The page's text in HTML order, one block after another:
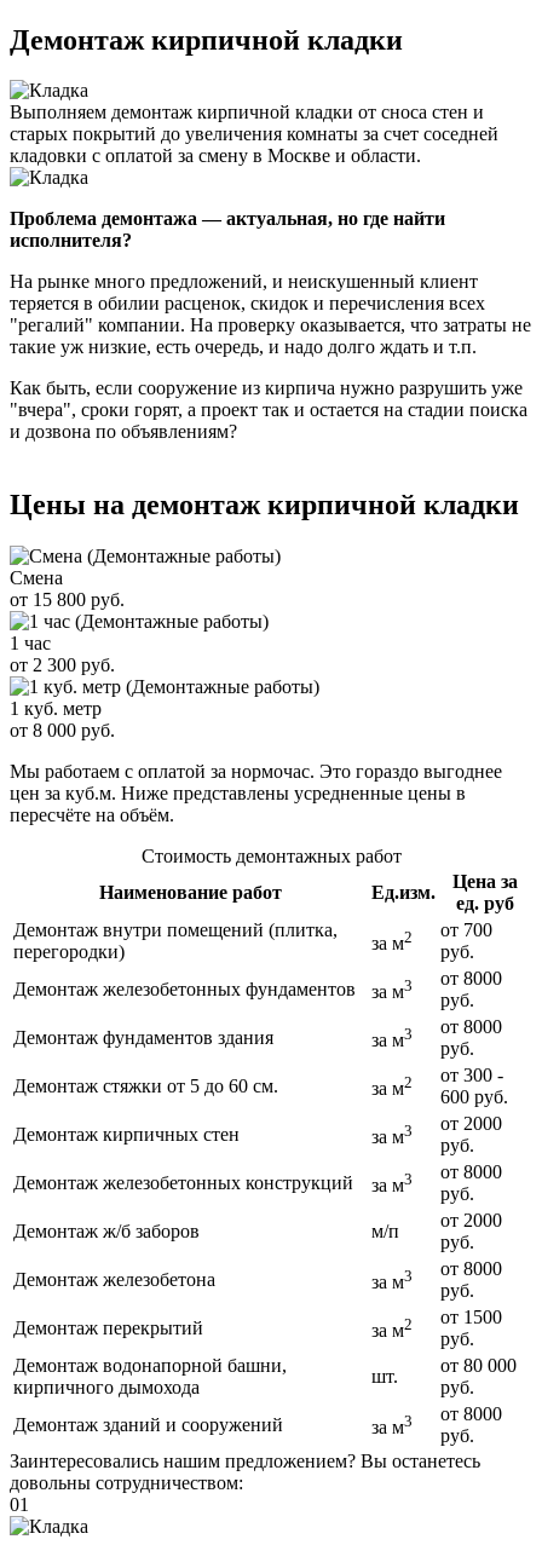
Демонтаж кирпичной кладки
Выполняем демонтаж кирпичной кладки от сноса стен и
старых покрытий до увеличения комнаты за счет соседней
кладовки с оплатой за смену в Москве и области.
Проблема демонтажа — актуальная, но где найти
исполнителя?
На рынке много предложений, и неискушенный клиент
теряется в обилии расценок, скидок и перечисления всех
"регалий" компании. На проверку оказывается, что затраты не
такие уж низкие, есть очередь, и надо долго ждать и т.п.
Как быть, если сооружение из кирпича нужно разрушить уже
"вчера", сроки горят, а проект так и остается на стадии поиска
и дозвона по объявлениям?
Цены на демонтаж кирпичной кладки
Смена
от 15 800 руб.
1 час
от 2 300 руб.
1 куб. метр
от 8 000 руб.
Мы работаем с оплатой за нормочас. Это гораздо выгоднее
цен за куб.м. Ниже представлены усредненные цены в
пересчёте на объём.
Стоимость демонтажных работ
Наименование работ
Ед.изм.
Цена за
ед. руб
Демонтаж внутри помещений (плитка,
перегородки)
за м2
от 700
руб.
Демонтаж железобетонных фундаментов
за м3
от 8000
руб.
Демонтаж фундаментов здания
за м3
от 8000
руб.
Демонтаж стяжки от 5 до 60 см.
за м2
от 300 -
600 руб.
Демонтаж кирпичных стен
за м3
от 2000
руб.
Демонтаж железобетонных конструкций
за м3
от 8000
руб.
Демонтаж ж/б заборов
м/п
от 2000
руб.
Демонтаж железобетона
за м3
от 8000
руб.
Демонтаж перекрытий
за м2
от 1500
руб.
Демонтаж водонапорной башни,
кирпичного дымохода
шт.
от 80 000
руб.
Демонтаж зданий и сооружений
за м3
от 8000
руб.
Заинтересовались нашим предложением? Вы останетесь
довольны сотрудничеством:
01